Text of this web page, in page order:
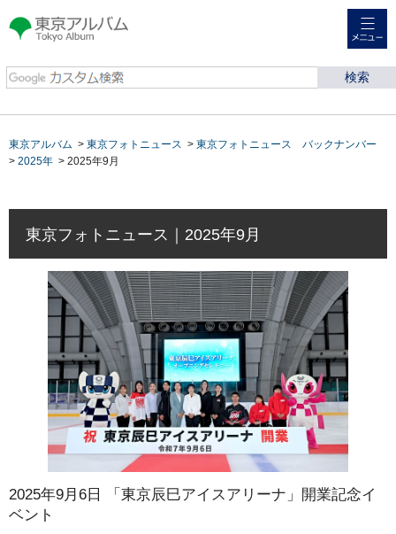
東京アルバム Tokyo
Album
東京アルバム > 東京フォトニュース > 東京フォトニュース バックナンバー
> 2025年 > 2025年9月
東京フォトニュース｜2025年9月
2025年9月6日 「東京辰巳アイスアリーナ」開業記念イ
ベント
2025年9月6日 「東京辰巳アイスアリーナ」開業記念イ
ベント
2025年9月6日 「東京辰巳アイスアリーナ」開業記念イ
ベント
2025年9月6日 「東京辰巳アイスアリーナ」開業記念イ
ベント
2025年9月10日 東京都水道局の施設紹介 東村山浄水場
2025年9月10日 東京都水道局の施設紹介 水道管工事現
場
2025年9月10日 東京都水道局の施設紹介 境浄水場の再
構築現場
2025年9月12日 「TOKYOわっしょい」オープニングセ
レモニー
2025年9月12日 「TOKYOわっしょい」オープニングセ
レモニー
2025年9月12日 「TOKYOわっしょい」オープニングセ
レモニー
2025年9月12日 「TOKYOわっしょい」オープニングセ
レモニー
2025年9月17日 「見て、学んで、走りだせ！世界陸上リ
アル教室」
2025年9月17日 「見て、学んで、走りだせ！世界陸上リ
アル教室」
2025年9月17日 「見て、学んで、走りだせ！世界陸上リ
アル教室」
2025年9月17日 「見て、学んで、走りだせ！世界陸上リ
アル教室」